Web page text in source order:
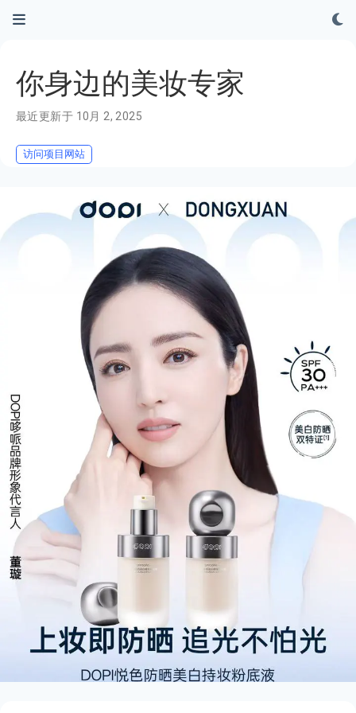
你身边的美妆专家
最近更新于 10月 2, 2025
访问项目网站